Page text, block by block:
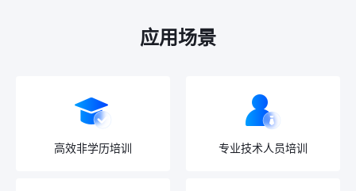
应用场景
高效非学历培训 专业技术人员培训